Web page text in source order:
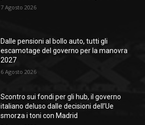
7 Agosto 2026
Dalle pensioni al bollo auto, tutti gli
escamotage del governo per la manovra
2027
6 Agosto 2026
Scontro sui fondi per gli hub, il governo
italiano deluso dalle decisioni dell’Ue
smorza i toni con Madrid